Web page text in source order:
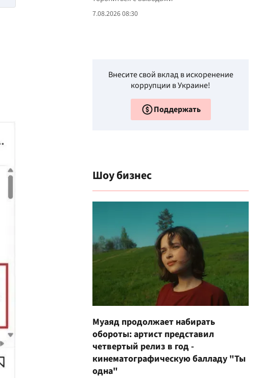
7.08.2026 08:30
Внесите свой вклад в искоренение
коррупции в Украине!
Поддержать
Шоу бизнес
Муаяд продолжает набирать
обороты: артист представил
четвертый релиз в год -
кинематографическую балладу "Ты
одна"